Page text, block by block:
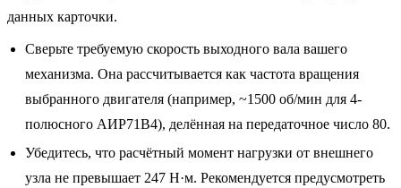
данных карточки.
Сверьте требуемую скорость выходного вала вашего
механизма. Она рассчитывается как частота вращения
выбранного двигателя (например, ~1500 об/мин для 4-
полюсного АИР71B4), делённая на передаточное число 80.
Убедитесь, что расчётный момент нагрузки от внешнего
узла не превышает 247 Н·м. Рекомендуется предусмотреть